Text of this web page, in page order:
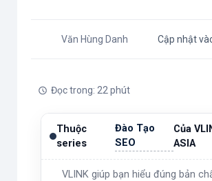
Văn Hùng Danh Cập nhật
Đọc trong: 22 phút
Thuộc
series
Đào Tạo
SEO
Của
ASIA
VLINK giúp bạn hiểu đúng bản